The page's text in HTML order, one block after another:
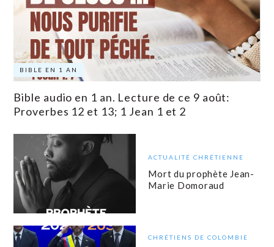
BIBLE EN 1 AN
Bible audio en 1 an. Lecture de ce 9 août:
Proverbes 12 et 13; 1 Jean 1 et 2
ACTUALITÉ CHRÉTIENNE
Mort du prophète Jean-
Marie Domoraud
CHRÉTIENS DE COLOMBIE